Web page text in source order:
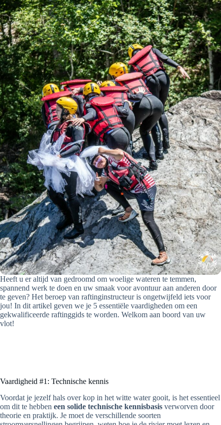
Heeft u er altijd van gedroomd om woelige wateren te temmen,
spannend werk te doen en uw smaak voor avontuur aan anderen door
te geven? Het beroep van raftinginstructeur is ongetwijfeld iets voor
jou! In dit artikel geven we je 5 essentiële vaardigheden om een
gekwalificeerde raftinggids te worden. Welkom aan boord van uw
vlot!
Vaardigheid #1: Technische kennis
Voordat je jezelf hals over kop in het witte water gooit, is het essentieel
om dit te hebben een solide technische kennisbasis verworven door
theorie en praktijk. Je moet de verschillende soorten